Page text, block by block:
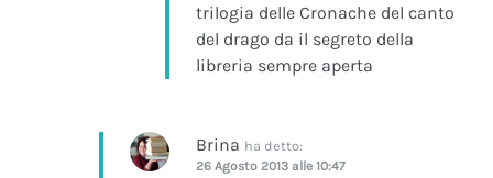
trilogia delle Cronache del canto
del drago da il segreto della
libreria sempre aperta
Brina ha detto:
26 Agosto 2013 alle 10:47